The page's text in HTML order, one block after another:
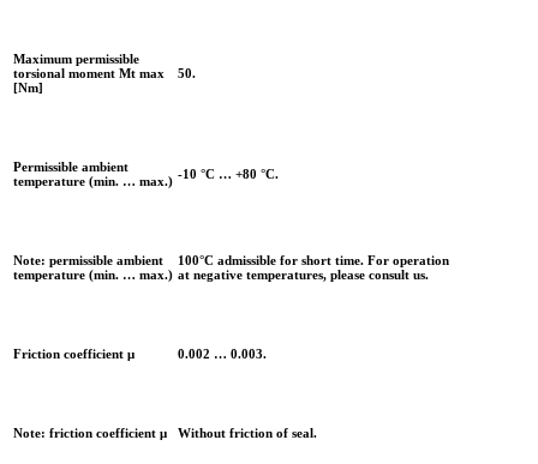
Maximum permissible
torsional moment Mt max
[Nm]
50.
Permissible ambient
temperature (min. … max.) -10 °C … +80 °C.
Note: permissible ambient
temperature (min. … max.)
100°C admissible for short time. For operation
at negative temperatures, please consult us.
Friction coefficient μ 0.002 … 0.003.
Note: friction coefficient μ Without friction of seal.